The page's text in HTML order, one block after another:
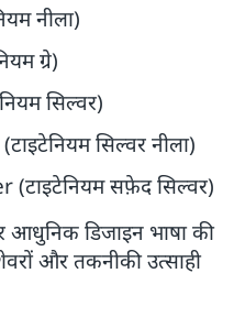
नीला)
ग्रे)
सिल्वर)
सिल्वर नीला)
सफ़ेद सिल्वर)
डिजाइन भाषा की
और तकनीकी उत्साही